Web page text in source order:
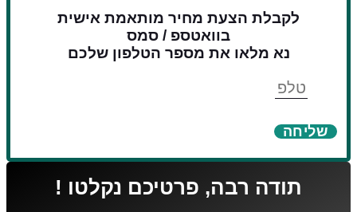
לקבלת הצעת מחיר מותאמת אישית
בוואטספ / סמס
נא מלאו את מספר הטלפון שלכם
שליחה
תודה רבה, פרטיכם נקלטו !